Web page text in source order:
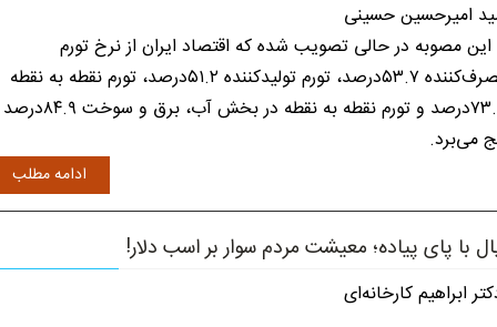
امیرحسین حسینی
این مصوبه در حالی تصویب شده که اقتصاد ایران از نرخ تورم
مصرف‌کننده ۵۳.۷درصد، تورم تولیدکننده ۵۱.۲درصد، تورم نقطه به نقطه
۷۳.۵درصد و تورم نقطه به نقطه در بخش آب، برق و سوخت ۸۴.۹درصد
می‌برد.
ادامه مطلب
با پای پیاده؛ معیشت مردم سوار بر اسب دلار!
ابراهیم کارخانه‌ای